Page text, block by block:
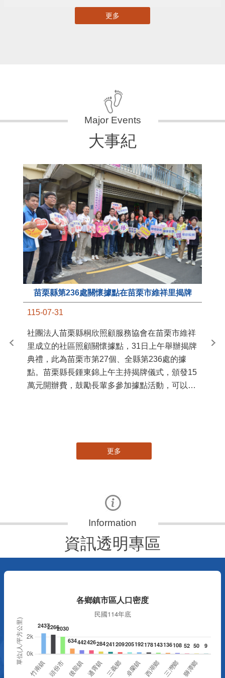
更多
大事紀
苗栗縣第236處關懷據點在苗栗市維祥里揭牌
115-07-31
社團法人苗栗縣桐欣照顧服務協會在苗栗市維祥
里成立的社區照顧關懷據點，31日上午舉辦揭牌
典禮，此為苗栗市第27個、全縣第236處的據
點。苗栗縣長鍾東錦上午主持揭牌儀式，頒發15
萬元開辦費，鼓勵長輩多參加據點活動，可以更
苗
更多
資訊透明專區